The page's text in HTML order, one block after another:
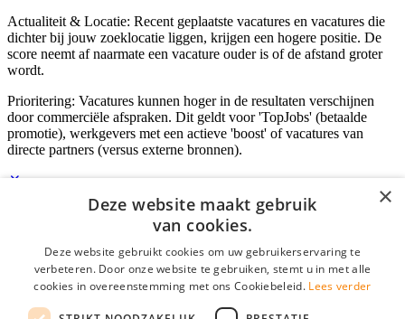
Actualiteit & Locatie: Recent geplaatste vacatures en vacatures die
dichter bij jouw zoeklocatie liggen, krijgen een hogere positie. De
score neemt af naarmate een vacature ouder is of de afstand groter
wordt.
Prioritering: Vacatures kunnen hoger in de resultaten verschijnen
door commerciële afspraken. Dit geldt voor 'TopJobs' (betaalde
promotie), werkgevers met een actieve 'boost' of vacatures van
directe partners (versus externe bronnen).
E-mail*
Wachtwoord
×
Deze website maakt gebruik
van cookies.
Deze website gebruikt cookies om uw gebruikerservaring te
verbeteren. Door onze website te gebruiken, stemt u in met alle
cookies in overeenstemming met ons Cookiebeleid. Lees verder